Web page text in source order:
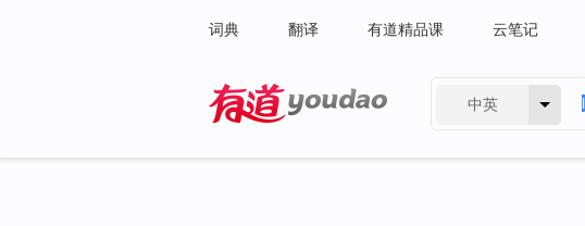
词典 翻译 有道精品课 云笔记
中英